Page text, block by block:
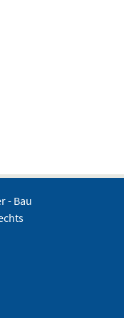
- Bau